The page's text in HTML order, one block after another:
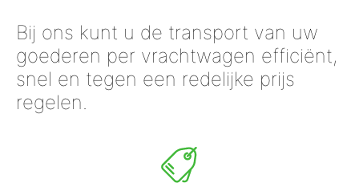
Bij ons kunt u de transport van uw
goederen per vrachtwagen efficiënt,
snel en tegen een redelijke prijs
regelen.